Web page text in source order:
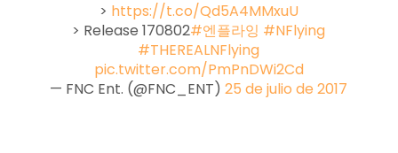
> https://t.co/Qd5A4MMxuU
> Release 170802#엔플라잉 #NFlying
#THEREALNFlying
pic.twitter.com/PmPnDWi2Cd
— FNC Ent. (@FNC_ENT)25 de julio de 2017